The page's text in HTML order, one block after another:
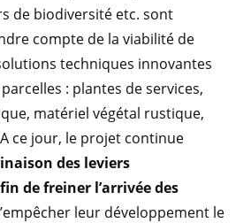
de biodiversité etc. sont
compte de la viabilité de
techniques innovantes
: plantes de services,
matériel végétal rustique,
ce jour, le projet continue
des leviers
de freiner l’arrivée des
leur développement le